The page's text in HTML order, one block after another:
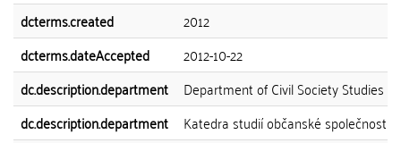
dcterms.created
2012
dcterms.dateAccepted
2012-10-22
dc.description.department
Department of Civil Society Studies
dc.description.department
Katedra studií občanské společnosti